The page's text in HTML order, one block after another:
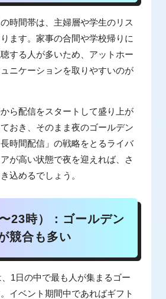
時間帯は、主婦層や学生のリス
ます。家事の合間や学校帰りに
する人が多いため、アットホー
ニケーションを取りやすいのが
ら配信をスタートして盛り上が
おき、そのまま夜のゴールデン
時間配信」の戦略をとるライバ
が高い状態で夜を迎えれば、さ
込めるでしょう。
23時）：ゴールデン
競合も多い
1日の中で最も人が集まるゴー
イベント期間中であればギフト